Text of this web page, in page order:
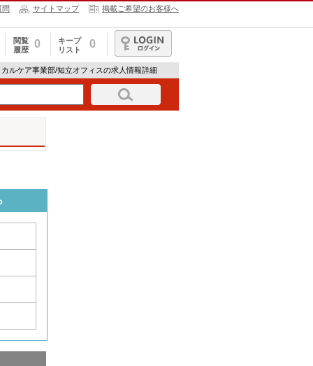
問 サイトマップ 掲載ご希望のお客様へ
閲覧
履歴
0
キープ
リスト
0
ログイン
ルケア事業部/知立オフィスの求人情報詳細